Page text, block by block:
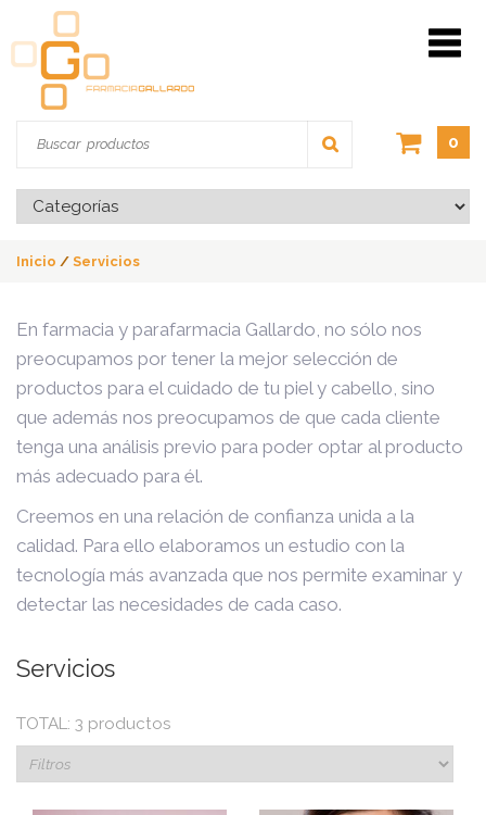
0
Inicio / Servicios
En farmacia y parafarmacia Gallardo, no sólo nos
preocupamos por tener la mejor selección de
productos para el cuidado de tu piel y cabello, sino
que además nos preocupamos de que cada cliente
tenga una análisis previo para poder optar al producto
más adecuado para él.
Creemos en una relación de confianza unida a la
calidad. Para ello elaboramos un estudio con la
tecnología más avanzada que nos permite examinar y
detectar las necesidades de cada caso.
Servicios
TOTAL: 3 productos